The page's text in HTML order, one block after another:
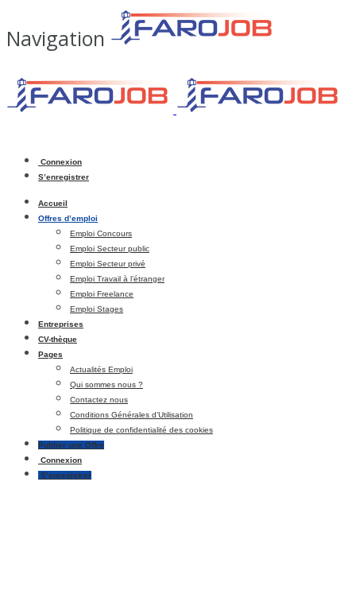
Navigation
Connexion
S’enregistrer
Accueil
Offres d’emploi
Emploi Concours
Emploi Secteur public
Emploi Secteur privé
Emploi Travail à l’étranger
Emploi Freelance
Emploi Stages
Entreprises
CV-thèque
Pages
Actualités Emploi
Qui sommes nous ?
Contactez nous
Conditions Générales d’Utilisation
Politique de confidentialité des cookies
Publier une Offre
Connexion
S’enregistrer